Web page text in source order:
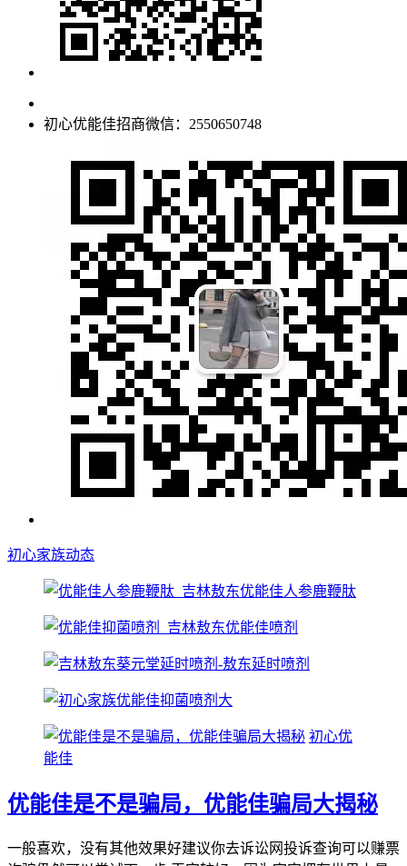
初心优能佳招商微信：2550650748
初心家族动态
初心优
能佳
优能佳是不是骗局，优能佳骗局大揭秘
一般喜欢，没有其他效果好建议你去诉讼网投诉查询可以赚票